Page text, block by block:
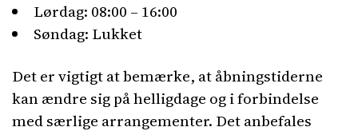
Lørdag: 08:00 – 16:00
Søndag: Lukket
Det er vigtigt at bemærke, at åbningstiderne
kan ændre sig på helligdage og i forbindelse
med særlige arrangementer. Det anbefales